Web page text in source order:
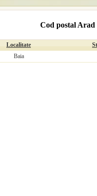
Cod postal Arad
Localitate
Baia